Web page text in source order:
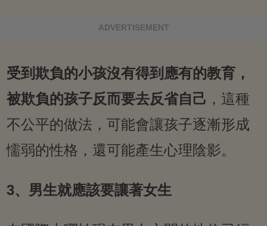
ADVERTISEMENT
受到欺負的小孩沒有得到應有的教育，
被欺負的孩子反而要去反省自己 ，這種
不公平的做法，可能會讓孩子逐漸形成
懦弱的性格，還可能產生心理陰影。
3、男生就應該要讓著女生